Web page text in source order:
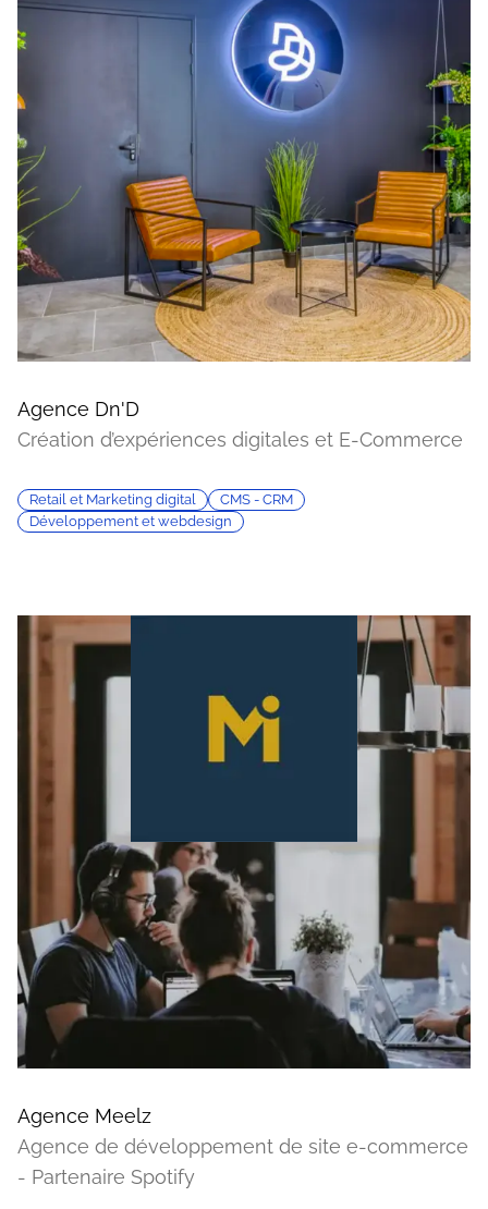
Agence Dn'D
Création d’expériences digitales et E-Commerce
Retail et Marketing digital
CMS - CRM
Développement et webdesign
Agence Meelz
Agence de développement de site e-commerce
- Partenaire Spotify